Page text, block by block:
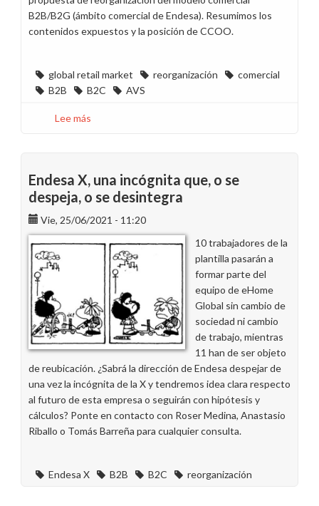
B2B/B2G (ámbito comercial de Endesa). Resumimos los
contenidos expuestos y la posición de CCOO.
global retail market reorganización
comercial
B2B
B2C AVS
Lee más
reorganización
del
comercial
B2B/B2G
Endesa X, una incógnita que, o se
despeja, o se desintegra
Vie, 25/06/2021 - 11:20
10 trabajadores de la
plantilla pasarán a
formar parte del
equipo de eHome
Global sin cambio de
sociedad ni cambio
de trabajo, mientras
11 han de ser objeto
de reubicación. ¿Sabrá la dirección de Endesa despejar de
una vez la incógnita de la X y tendremos idea clara respecto
al futuro de esta empresa o seguirán con hipótesis y
cálculos? Ponte en contacto con Roser Medina, Anastasio
Riballo o Tomás Barreña para cualquier consulta.
Endesa X B2B B2C reorganización